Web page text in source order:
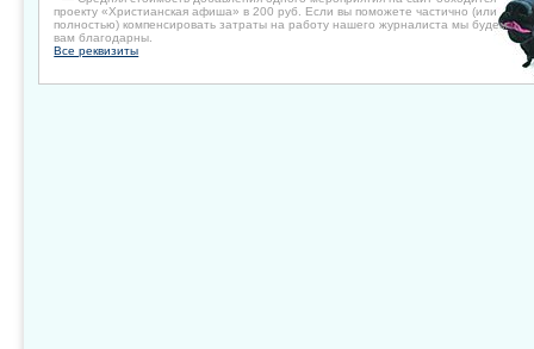
проекту «Христианская афиша» в 200 руб. Если вы поможете частично (или
полностью) компенсировать затраты на работу нашего журналиста мы будем
вам благодарны.
Все реквизиты